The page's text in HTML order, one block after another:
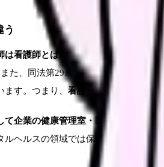
う
は看護師とは別の国家資格 です。保健
た、同法第29条は保健師の名称を用
す。つまり、 看護師資格だけで「保
企業の健康管理室・医務室で働くケ
ヘルスの領域では保健師が求められ